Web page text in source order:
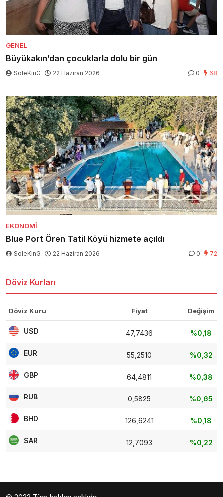
GENEL
Büyükakın’dan çocuklarla dolu bir gün
SoleKinG 22 Haziran 2026 0 68
EKONOMI
Blue Port Ören Tatil Köyü hizmete açıldı
SoleKinG 22 Haziran 2026 0 72
Döviz Kurları
Döviz Kuru Fiyat Değişim
USD 47,7436 %0,18
EUR 55,2510 %0,32
GBP 64,4811 %0,38
RUB 0,5825 %0,65
BHD 126,6241 %0,18
SAR 12,7093 %0,22